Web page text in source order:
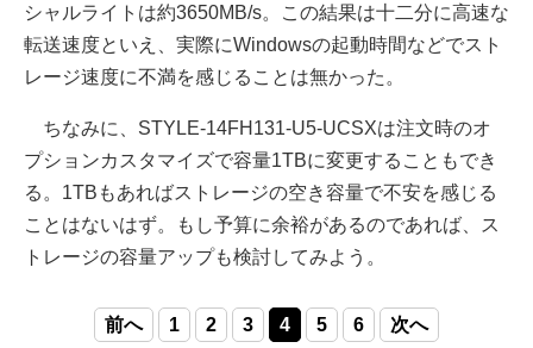
シャルライトは約3650MB/s。この結果は十二分に高速な
転送速度といえ、実際にWindowsの起動時間などでスト
レージ速度に不満を感じることは無かった。
ちなみに、STYLE-14FH131-U5-UCSXは注文時のオ
プションカスタマイズで容量1TBに変更することもでき
る。1TBもあればストレージの空き容量で不安を感じる
ことはないはず。もし予算に余裕があるのであれば、ス
トレージの容量アップも検討してみよう。
前へ 1 2 3 4 5 6 次へ